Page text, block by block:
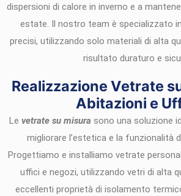
dispersioni di calore in inverno e a
estate. Il nostro team è specializzato
precisi, utilizzando solo materiali di alta
risultato duraturo e
Realizzazione Vetrate
Abitazioni e
Le vetrate su misura sono una soluzione
migliorare l’estetica e la funzionalità
Progettiamo e installiamo vetrate
uffici e negozi, utilizzando vetri di alta
eccellenti proprietà di isolamento